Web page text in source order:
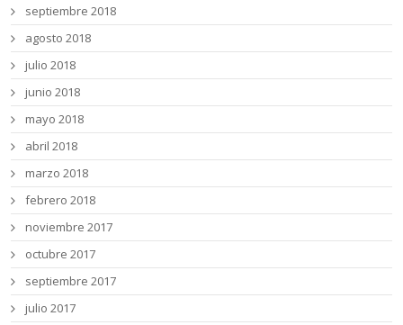
septiembre 2018
agosto 2018
julio 2018
junio 2018
mayo 2018
abril 2018
marzo 2018
febrero 2018
noviembre 2017
octubre 2017
septiembre 2017
julio 2017